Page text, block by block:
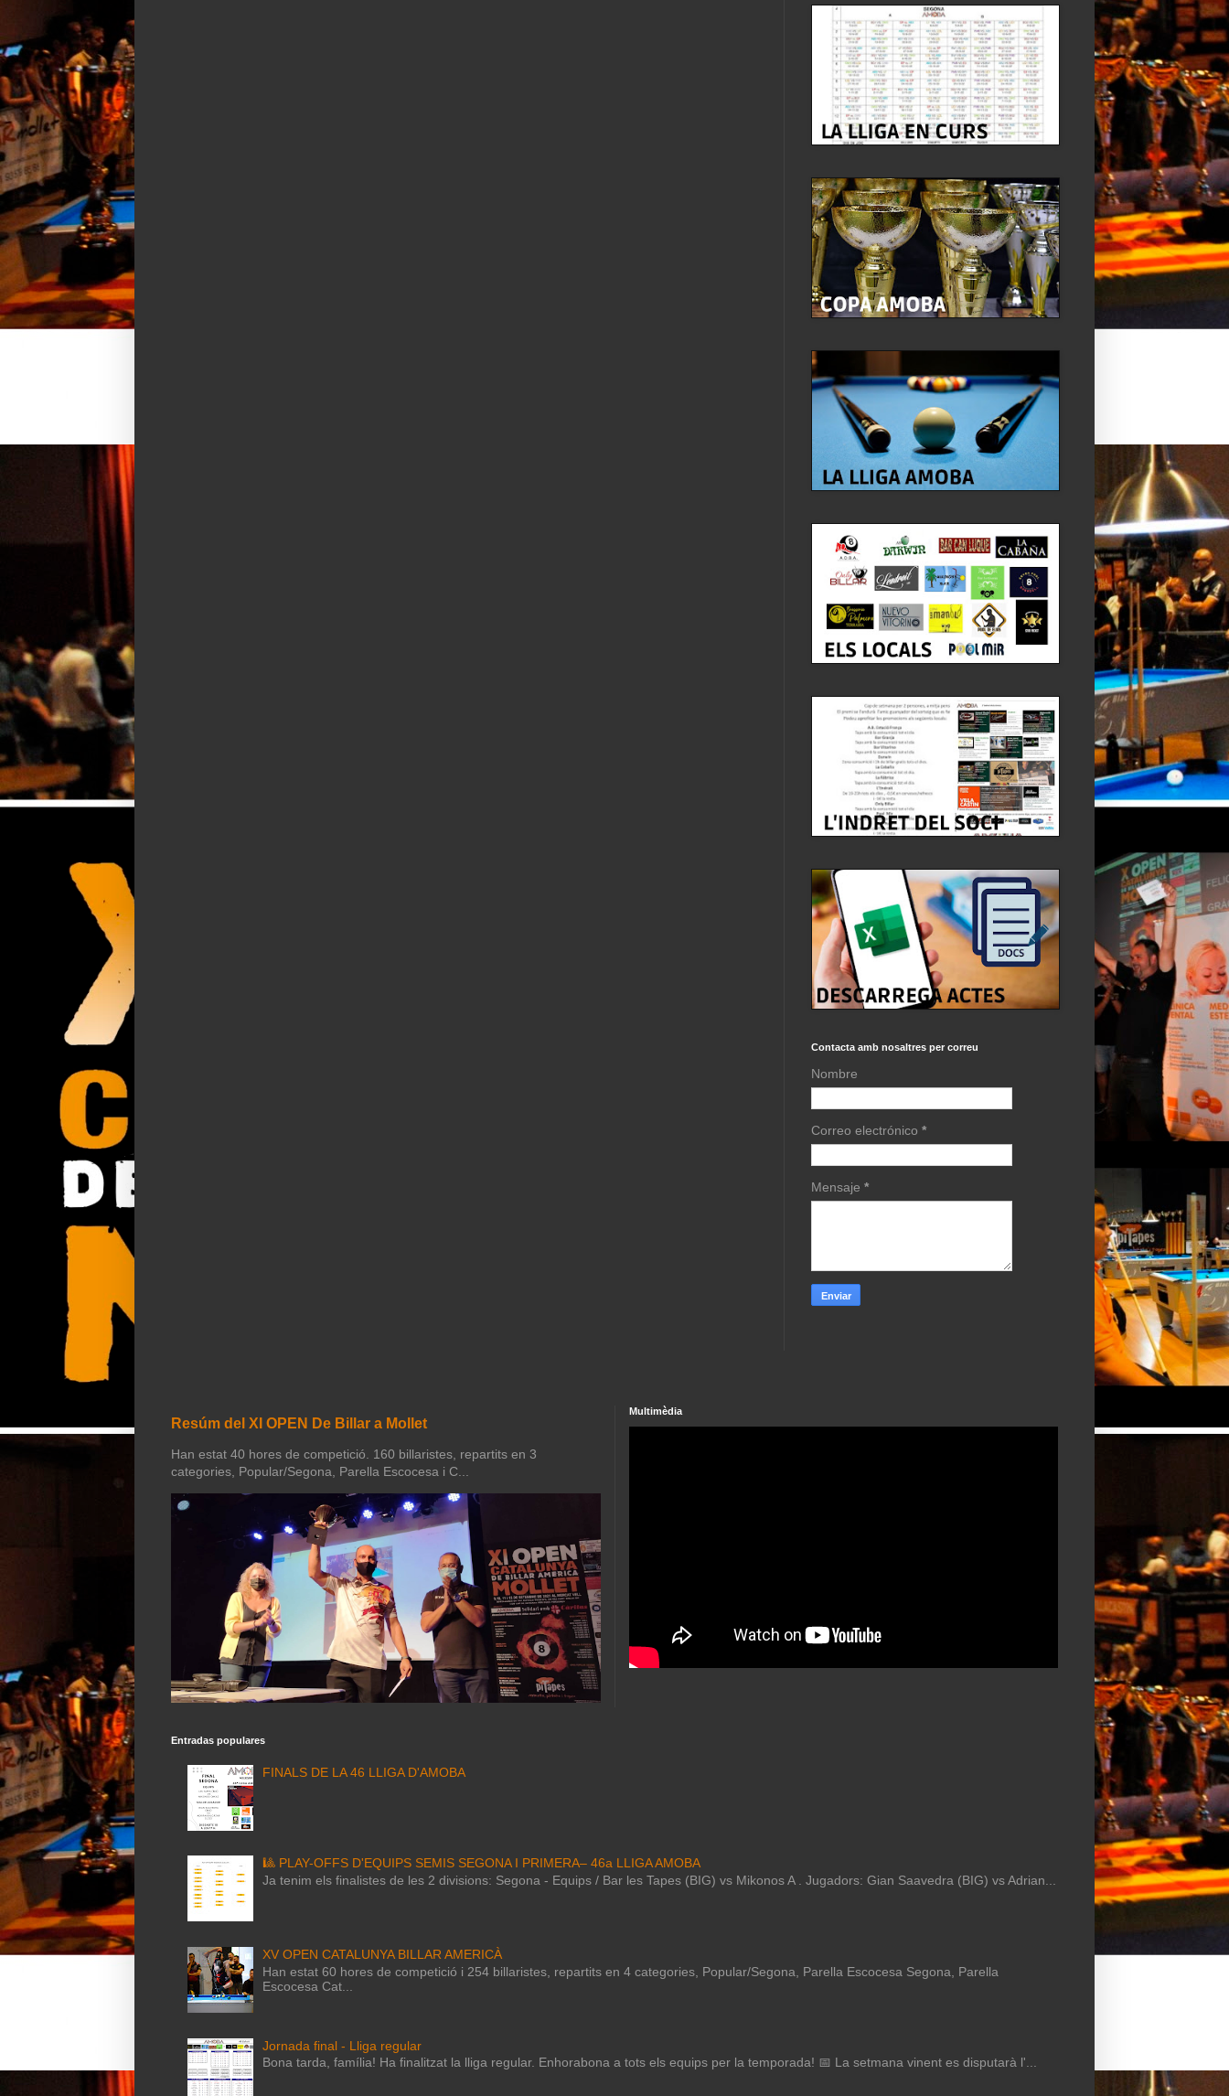
Contacta amb nosaltres per correu
Nombre
Correo electrónico *
Mensaje *
Resúm del XI OPEN De Billar a Mollet
Han estat 40 hores de competició. 160 billaristes, repartits en 3
categories, Popular/Segona, Parella Escocesa i C...
Multimèdia
Entradas populares
FINALS DE LA 46 LLIGA D'AMOBA
🎱 PLAY-OFFS D'EQUIPS SEMIS SEGONA I PRIMERA– 46a LLIGA AMOBA
Ja tenim els finalistes de les 2 divisions: Segona - Equips / Bar les Tapes (BIG) vs Mikonos A . Jugadors: Gian Saavedra (BIG) vs Adrian...
XV OPEN CATALUNYA BILLAR AMERICÀ
Han estat 60 hores de competició i 254 billaristes, repartits en 4 categories, Popular/Segona, Parella Escocesa Segona, Parella
Escocesa Cat...
Jornada final - Lliga regular
Bona tarda, família! Ha finalitzat la lliga regular. Enhorabona a tots els equips per la temporada! 📅 La setmana vinent es disputarà l'...